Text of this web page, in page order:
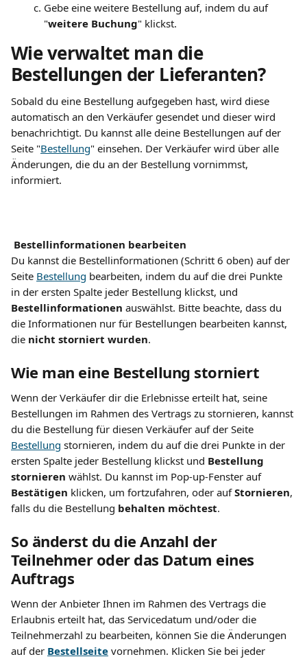
Gebe eine weitere Bestellung auf, indem du auf
"weitere Buchung" klickst.
Wie verwaltet man die
Bestellungen der Lieferanten?
Sobald du eine Bestellung aufgegeben hast, wird diese
automatisch an den Verkäufer gesendet und dieser wird
benachrichtigt. Du kannst alle deine Bestellungen auf der
Seite "Bestellung" einsehen. Der Verkäufer wird über alle
Änderungen, die du an der Bestellung vornimmst,
informiert.
Bestellinformationen bearbeiten
Du kannst die Bestellinformationen (Schritt 6 oben) auf der
Seite Bestellung bearbeiten, indem du auf die drei Punkte
in der ersten Spalte jeder Bestellung klickst, und
Bestellinformationen auswählst. Bitte beachte, dass du
die Informationen nur für Bestellungen bearbeiten kannst,
die nicht storniert wurden.
Wie man eine Bestellung storniert
Wenn der Verkäufer dir die Erlebnisse erteilt hat, seine
Bestellungen im Rahmen des Vertrags zu stornieren, kannst
du die Bestellung für diesen Verkäufer auf der Seite
Bestellung stornieren, indem du auf die drei Punkte in der
ersten Spalte jeder Bestellung klickst und Bestellung
stornieren wählst. Du kannst im Pop-up-Fenster auf
Bestätigen klicken, um fortzufahren, oder auf Stornieren,
falls du die Bestellung behalten möchtest.
So änderst du die Anzahl der
Teilnehmer oder das Datum eines
Auftrags
Wenn der Anbieter Ihnen im Rahmen des Vertrags die
Erlaubnis erteilt hat, das Servicedatum und/oder die
Teilnehmerzahl zu bearbeiten, können Sie die Änderungen
auf der Bestellseite vornehmen. Klicken Sie bei jeder